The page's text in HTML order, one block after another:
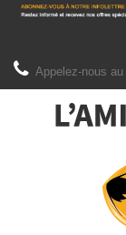
Appelez-nous au